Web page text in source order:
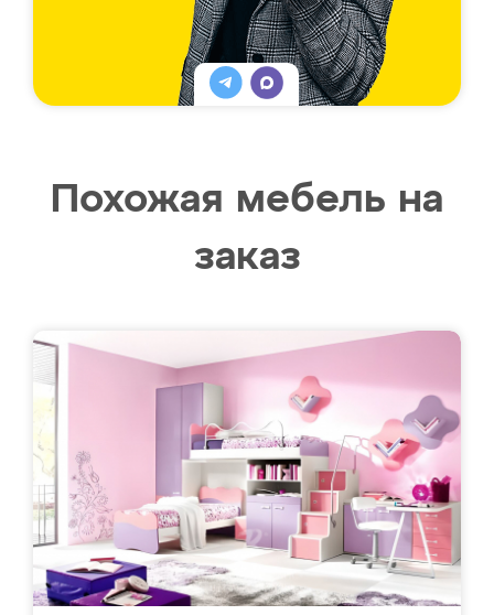
Похожая мебель на
заказ